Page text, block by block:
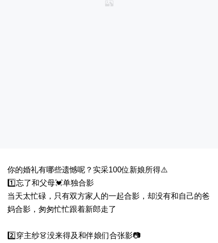
你的婚礼有哪些遗憾呢？实采100位新娘所得⚠️
1️⃣忘了和父母💓单独合影
当天太忙碌，只有双方家人的一起合影，却没有和自己的爸
妈合影，匆匆忙忙跟着新郎走了
2️⃣穿主纱👗没来得及和伴娘们合张影📷